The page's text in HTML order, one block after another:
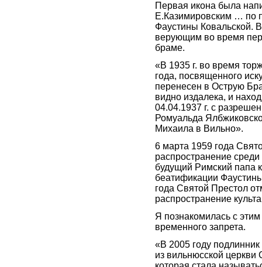
Первая икона была
Е.Казимировским … по
Фаустины Ковальской.
верующим во время
браме.
«В 1935 г. во время
года, посвященного
перенесен в Острую
видно издалека, и
04.04.1937 г. с
Ромуальда
Михаила в Вильно».
6 марта 1959 года
распространение
будущий Римский папа
беатификации
года Святой Престол
распространение
Я познакомилась с
временного запрета.
«В 2005 году
из вильнюсской